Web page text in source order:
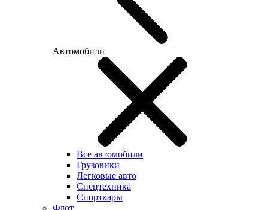
Автомобили
Все автомобили
Грузовики
Легковые авто
Спецтехника
Спорткары
Флот